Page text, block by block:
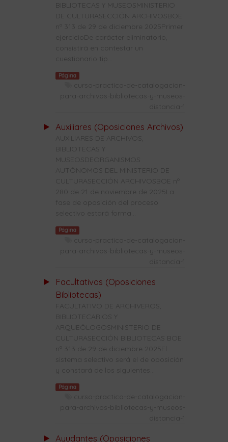
BIBLIOTECAS Y MUSEOSMINISTERIO
DE CULTURASECCIÓN ARCHIVOSBOE
nº 313 de 29 de diciembre 2025Primer
ejercicioDe carácter eliminatorio,
consistirá en contestar un
cuestionario tip...
Página
curso-practico-de-catalogacion-
para-archivos-bibliotecas-y-museos-
distancia-1
Auxiliares (Oposiciones Archivos)
AUXILIARES DE ARCHIVOS,
BIBLIOTECAS Y
MUSEOSDEORGANISMOS
AUTÓNOMOS DEL MINISTERIO DE
CULTURASECCIÓN ARCHIVOSBOE nº
280 de 21 de noviembre de 2025La
fase de oposición del proceso
selectivo estará forma...
Página
curso-practico-de-catalogacion-
para-archivos-bibliotecas-y-museos-
distancia-1
Facultativos (Oposiciones
Bibliotecas)
FACULTATIVO DE ARCHIVEROS,
BIBLIOTECARIOS Y
ARQUEÓLOGOSMINISTERIO DE
CULTURASECCIÓN BIBLIOTECAS BOE
nº 313 de 29 de diciembre 2025El
sistema selectivo será el de oposición
y constará de los siguientes...
Página
curso-practico-de-catalogacion-
para-archivos-bibliotecas-y-museos-
distancia-1
Ayudantes (Oposiciones